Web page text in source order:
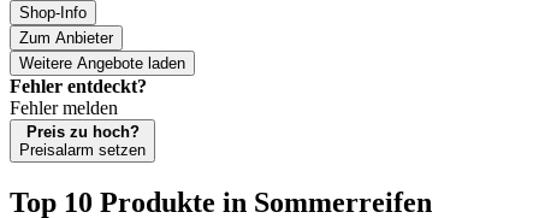
Shop-Info
Zum Anbieter
Weitere Angebote laden
Fehler entdeckt?
Fehler melden
Preis zu hoch?
Preisalarm setzen
Top 10 Produkte in Sommerreifen